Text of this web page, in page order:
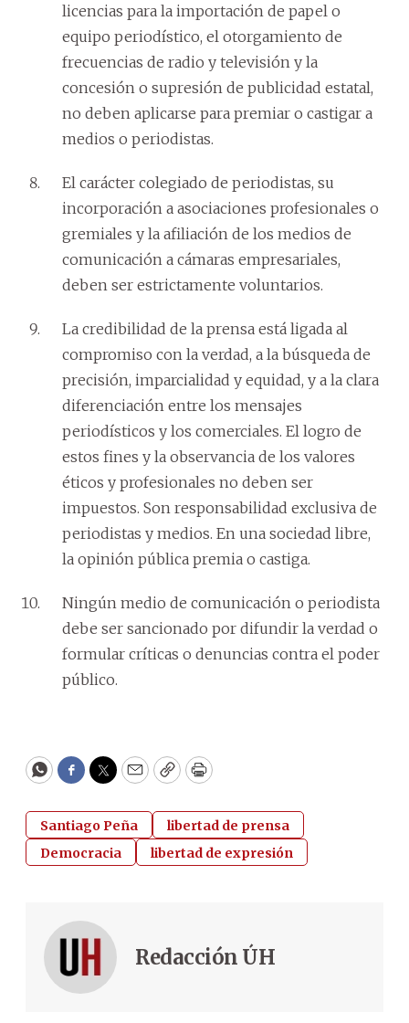
licencias para la importación de papel o
equipo periodístico, el otorgamiento de
frecuencias de radio y televisión y la
concesión o supresión de publicidad estatal,
no deben aplicarse para premiar o castigar a
medios o periodistas.
El carácter colegiado de periodistas, su
incorporación a asociaciones profesionales o
gremiales y la afiliación de los medios de
comunicación a cámaras empresariales,
deben ser estrictamente voluntarios.
La credibilidad de la prensa está ligada al
compromiso con la verdad, a la búsqueda de
precisión, imparcialidad y equidad, y a la clara
diferenciación entre los mensajes
periodísticos y los comerciales. El logro de
estos fines y la observancia de los valores
éticos y profesionales no deben ser
impuestos. Son responsabilidad exclusiva de
periodistas y medios. En una sociedad libre,
la opinión pública premia o castiga.
Ningún medio de comunicación o periodista
debe ser sancionado por difundir la verdad o
formular críticas o denuncias contra el poder
público.
WhatsApp
Facebook
Twitter
EmailCopyPrint
Santiago Peña
libertad de prensa
Democracia
libertad de expresión
Redacción ÚH